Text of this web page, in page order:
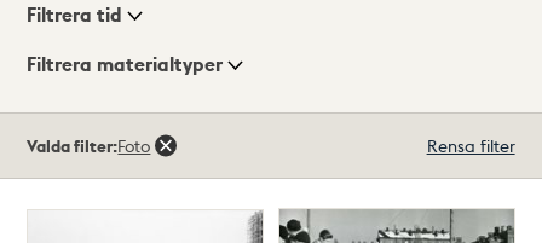
Visningsläge
Filtrera tid
Filtrera materialtyper
träffar
Valda filter:Foto Rensa filter